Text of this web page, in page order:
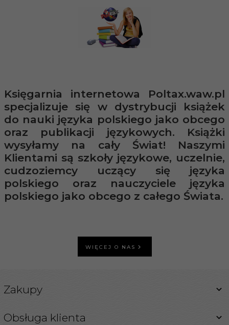
Księgarnia internetowa Poltax.waw.pl
specjalizuje się w dystrybucji książek
do nauki języka polskiego jako obcego
oraz publikacji językowych. Książki
wysyłamy na cały Świat! Naszymi
Klientami są szkoły językowe, uczelnie,
cudzoziemcy uczący się języka
polskiego oraz nauczyciele języka
polskiego jako obcego z całego Świata.
WIĘCEJ O NAS
Zakupy
Obsługa klienta